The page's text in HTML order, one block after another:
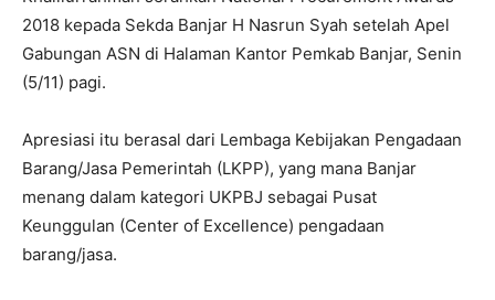
2018 kepada Sekda Banjar H Nasrun Syah setelah Apel
Gabungan ASN di Halaman Kantor Pemkab Banjar, Senin
(5/11) pagi.
Apresiasi itu berasal dari Lembaga Kebijakan Pengadaan
Barang/Jasa Pemerintah (LKPP), yang mana Banjar
menang dalam kategori UKPBJ sebagai Pusat
Keunggulan (Center of Excellence) pengadaan
barang/jasa.